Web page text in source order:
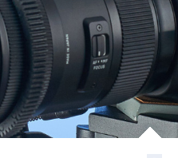
JVA Köln
Minister Limbach
Zukunftswerkstatt Justiz